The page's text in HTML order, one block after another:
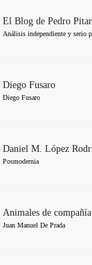
El Blog de Pedro
Análisis independiente y serio
Diego Fusaro
Diego Fusaro
Daniel M. López
Posmodernia
Animales de compañía
Juan Manuel De Prada